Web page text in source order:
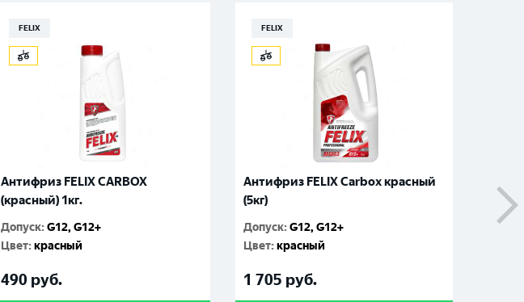
FELIX
Антифриз FELIX CARBOX
(красный) 1кг.
Допуск:G12, G12+
Цвет:красный
490 руб.
FELIX
Антифриз FELIX Carbox красный
(5кг)
Допуск:G12, G12+
Цвет:красный
1 705 руб.